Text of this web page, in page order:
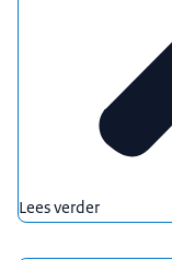
Lees verder